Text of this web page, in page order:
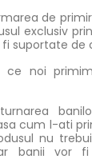
de
exclusiv
suportate de
noi
cum l-ati
nu
banii vor